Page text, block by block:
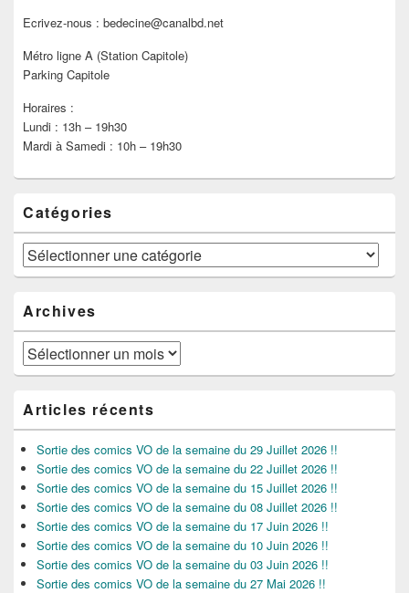
Ecrivez-nous : bedecine@canalbd.net
Métro ligne A (Station Capitole)
Parking Capitole
Horaires :
Lundi : 13h – 19h30
Mardi à Samedi : 10h – 19h30
Catégories
Catégories
Archives
Archives
Articles récents
Sortie des comics VO de la semaine du 29 Juillet 2026 !!
Sortie des comics VO de la semaine du 22 Juillet 2026 !!
Sortie des comics VO de la semaine du 15 Juillet 2026 !!
Sortie des comics VO de la semaine du 08 Juillet 2026 !!
Sortie des comics VO de la semaine du 17 Juin 2026 !!
Sortie des comics VO de la semaine du 10 Juin 2026 !!
Sortie des comics VO de la semaine du 03 Juin 2026 !!
Sortie des comics VO de la semaine du 27 Mai 2026 !!